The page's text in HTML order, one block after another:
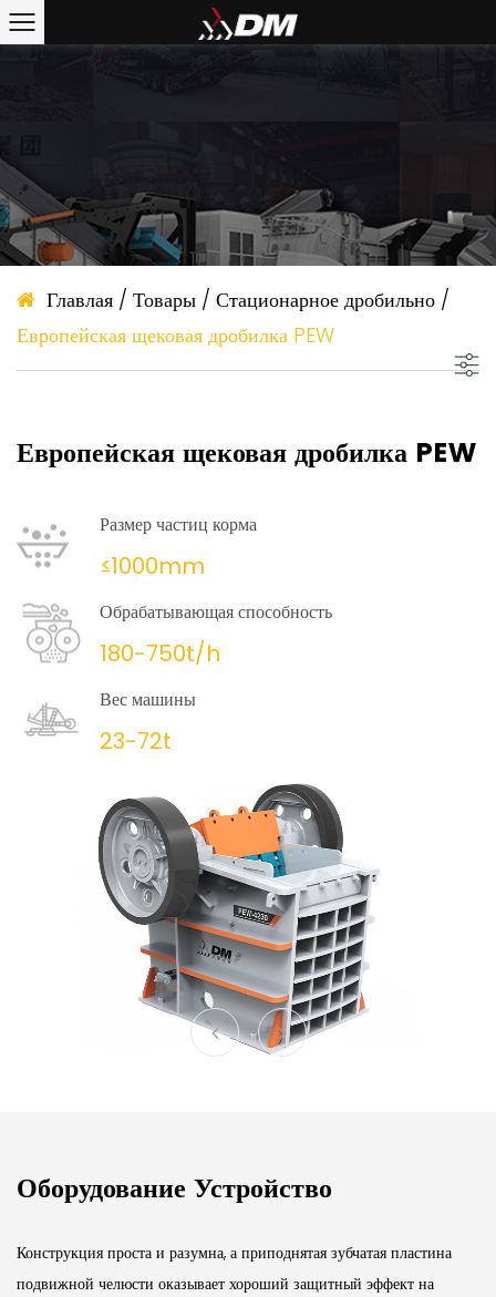
Главлая / Товары / Стационарное дробильно /
Европейская щековая дробилка PEW
Европейская щековая дробилка PEW
Размер частиц корма
≤1000mm
Обрабатывающая способность
180-750t/h
Вес машины
23-72t
Оборудование Устройство
Конструкция проста и разумна, а приподнятая зубчатая пластина
подвижной челюсти оказывает хороший защитный эффект на